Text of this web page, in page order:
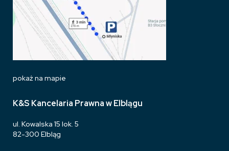
pokaż na mapie
K&S Kancelaria Prawna w Elblągu
ul. Kowalska 15 lok. 5
82-300 Elbląg